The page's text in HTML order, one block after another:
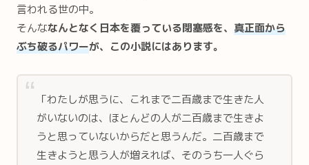
言われる世の中。
そんななんとなく日本を覆っている閉塞感を、 真正面から
ぶち破るパワーが、この小説にはあります。
「わたしが思うに、これまで二百歳まで生きた人
がいないのは、ほとんどの人が二百歳まで生きよ
うと思っていないからだと思うんだ。二百歳まで
生きようと思う人が増えれば、そのうち一人ぐら